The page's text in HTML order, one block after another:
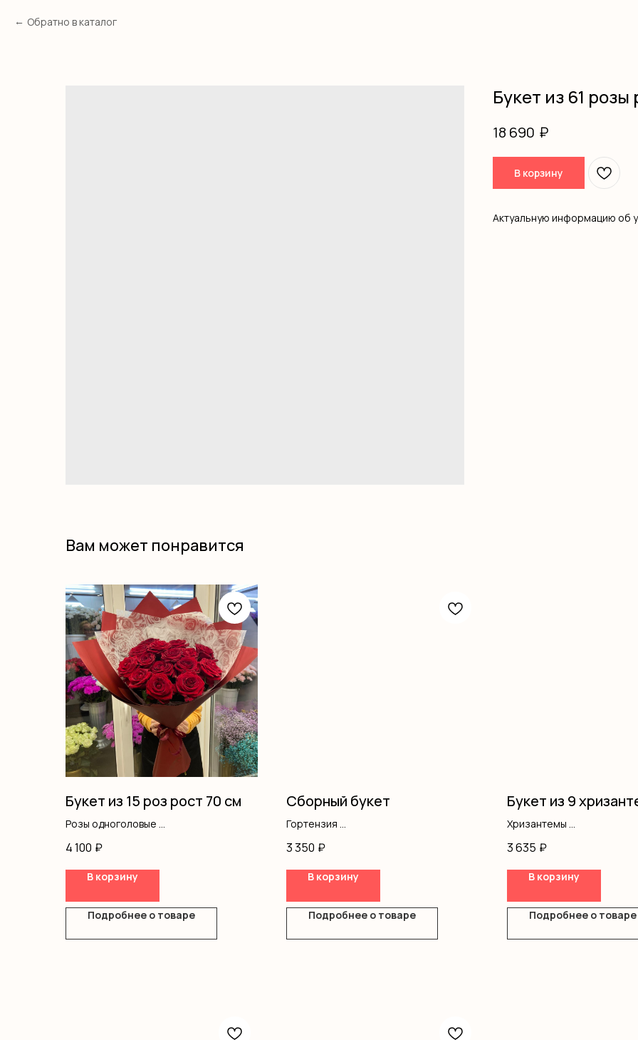
Обратно в каталог
Букет из 61
18 690 ₽
В корзину
Актуальную информацию об
Вам может понравится
Букет из 15 роз рост 70 см
Розы одноголовые
4 100 ₽
В корзину
Подробнее о товаре
Сборный букет
Гортензия
Хризантемы
Оформление
3 350 ₽
В корзину
Подробнее о товаре
Букет из 9
Хризантемы
3 635 ₽
В корзину
Подробнее о товаре